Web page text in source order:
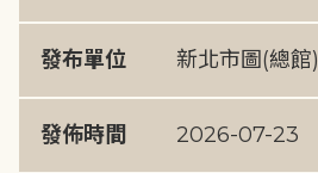
發布單位 新北市圖(總館)
發佈時間 2026-07-23